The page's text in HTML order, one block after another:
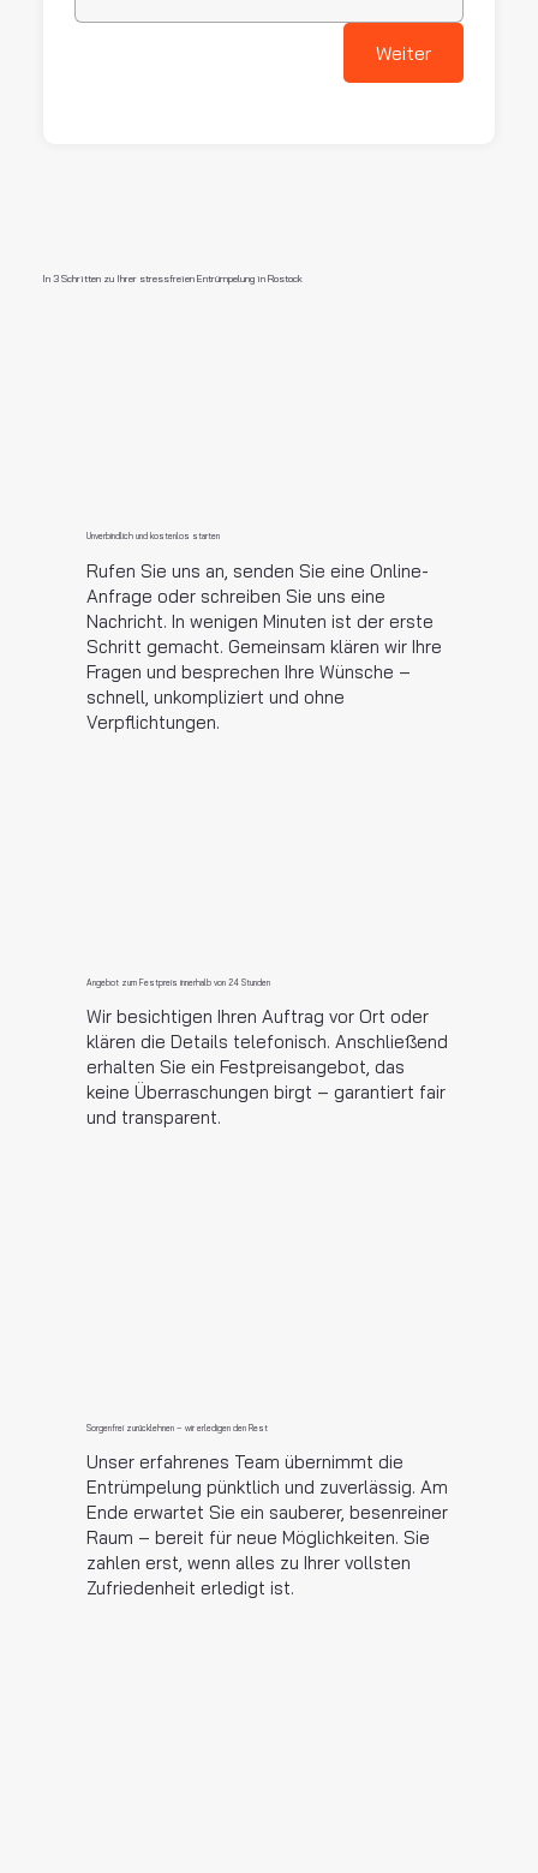
Weiter
In 3 Schritten zu Ihrer stressfreien Entrümpelung in Rostock
Unverbindlich und kostenlos starten
Rufen Sie uns an, senden Sie eine Online-
Anfrage oder schreiben Sie uns eine
Nachricht. In wenigen Minuten ist der erste
Schritt gemacht. Gemeinsam klären wir Ihre
Fragen und besprechen Ihre Wünsche –
schnell, unkompliziert und ohne
Verpflichtungen.
Angebot zum Festpreis innerhalb von 24 Stunden
Wir besichtigen Ihren Auftrag vor Ort oder
klären die Details telefonisch. Anschließend
erhalten Sie ein Festpreisangebot, das
keine Überraschungen birgt – garantiert fair
und transparent.
Sorgenfrei zurücklehnen – wir erledigen den Rest
Unser erfahrenes Team übernimmt die
Entrümpelung pünktlich und zuverlässig. Am
Ende erwartet Sie ein sauberer, besenreiner
Raum – bereit für neue Möglichkeiten. Sie
zahlen erst, wenn alles zu Ihrer vollsten
Zufriedenheit erledigt ist.